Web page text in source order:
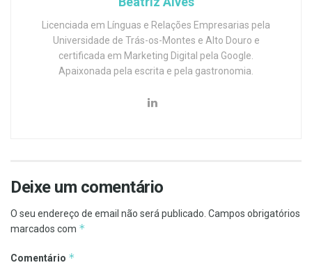
Licenciada em Línguas e Relações Empresarias pela
Universidade de Trás-os-Montes e Alto Douro e
certificada em Marketing Digital pela Google.
Apaixonada pela escrita e pela gastronomia.
Deixe um comentário
O seu endereço de email não será publicado. Campos obrigatórios
marcados com *
Comentário *